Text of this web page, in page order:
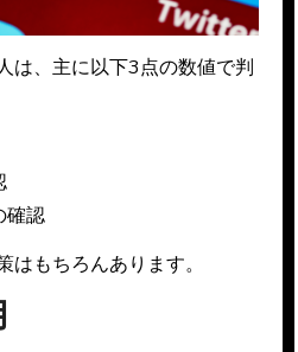
は、主に以下3点の数値で判
確認
もちろんあります。